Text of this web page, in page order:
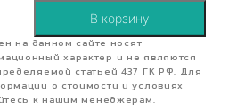
В корзину
на данном сайте носят
характер и не являются
статьей 437 ГК РФ. Для
о стоимости и условиях
к нашим менеджерам.